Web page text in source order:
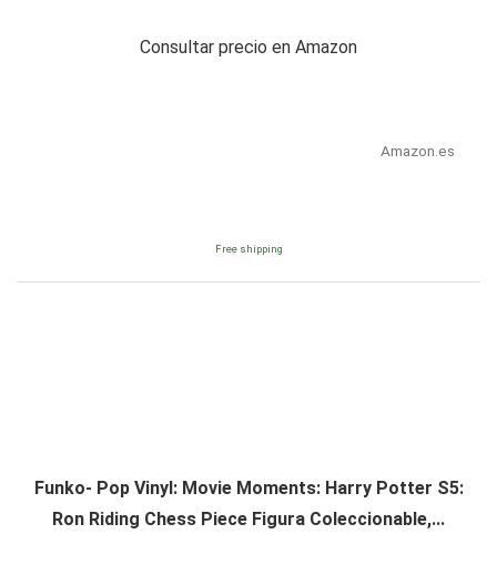
Consultar precio en Amazon
Amazon.es
Free shipping
Funko- Pop Vinyl: Movie Moments: Harry Potter S5:
Ron Riding Chess Piece Figura Coleccionable,...